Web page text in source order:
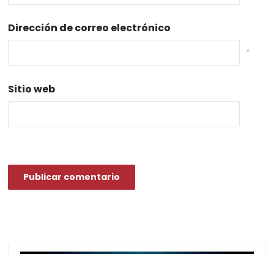
Dirección de correo electrónico
*
Sitio web